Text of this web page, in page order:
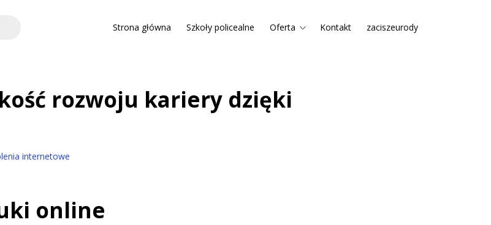
Strona główna Szkoły policealne Oferta Kontakt zaciszeurody
rozwoju kariery dzięki
internetowe
online